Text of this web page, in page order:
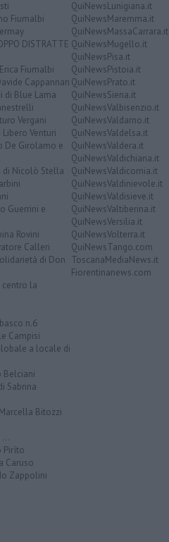
Fiumalbi
DISTRATTE
Fiumalbi
Cappannari
di Blue Lama
Vergani
Venturi
De Girolamo e
di Nicolò Stella
Guerrini e
Rovini
Calleri
di Don
centro la
n.6
Campisi
a locale di
Belciani
Sabrina
Bitozzi
...
Pirìto
Caruso
Zappolini
QuiNewsLunigiana.it
QuiNewsMaremma.it
QuiNewsMassaCarrara.it
QuiNewsMugello.it
QuiNewsPisa.it
QuiNewsPistoia.it
QuiNewsPrato.it
QuiNewsSiena.it
QuiNewsValbisenzio.it
QuiNewsValdarno.it
QuiNewsValdelsa.it
QuiNewsValdera.it
QuiNewsValdichiana.it
QuiNewsValdicornia.it
QuiNewsValdinievole.it
QuiNewsValdisieve.it
QuiNewsValtiberina.it
QuiNewsVersilia.it
QuiNewsVolterra.it
QuiNewsTango.com
ToscanaMediaNews.it
Fiorentinanews.com